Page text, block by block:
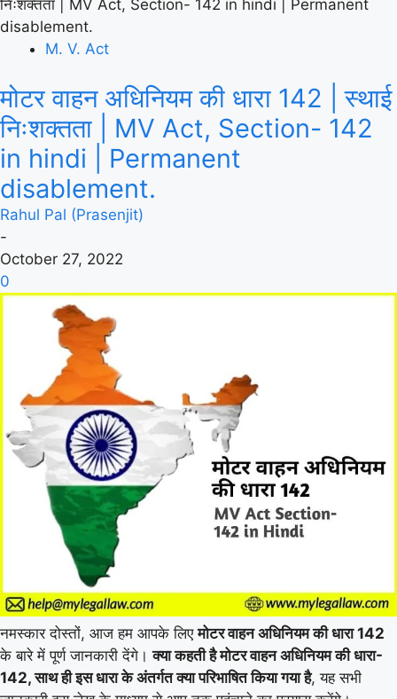
निःशक्तता | MV Act, Section- 142 in hindi | Permanent
disablement.
M. V. Act
मोटर वाहन अधिनियम की धारा 142 | स्थाई
निःशक्तता | MV Act, Section- 142
in hindi | Permanent
disablement.
Rahul Pal (Prasenjit)
-
October 27, 2022
0
नमस्कार दोस्तों, आज हम आपके लिएमोटर वाहन अधिनियम की धारा 142
के बारे में पूर्ण जानकारी देंगे।क्या कहती है मोटर वाहन अधिनियम की धारा-
142, साथ ही इस धारा के अंतर्गत क्या परिभाषित किया गया है, यह सभी